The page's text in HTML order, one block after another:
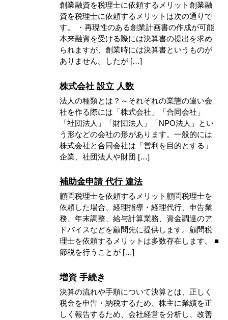
創業融資を税理士に依頼するメリット創業融
資を税理士に依頼するメリットは次の通りで
す。 ・再現性のある創業計画書の作成が可能
本来融資を受ける際には決算書の提出を求め
られますが、創業時には決算書というものが
ありません。したが […]
株式会社 設立 人数
法人の種類とは？～それぞれの業態の違い会
社を作る際には「株式会社」「合同会社」
「社団法人」「財団法人」「NPO法人」とい
う形などの会社の形があります。一般的には
株式会社と合同会社は「営利を目的とする」
企業、社団法人や財団 […]
補助金申請 代行 違法
顧問税理士を依頼するメリット顧問税理士を
依頼した場合、経理指導・経理代行、申告業
務、年末調整、給与計算業務、資金調達のア
ドバイスなどを顧問先に提供します。顧問税
理士を依頼するメリットは多数存在します。 ■
節税を行うことが […]
増資 手続き
決算の流れや手順について決算とは、正しく
税金を申告・納税するため、株主に業績を正
しく報告するため、会社経営を分析し、改善